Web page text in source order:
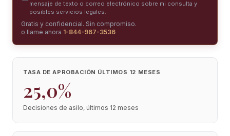
mensaje de texto o correo electrónico sobre mi consulta y
posibles servicios legales.
Gratis y confidencial. Sin compromiso.
o llame ahora 1-844-967-3536
TASA DE APROBACIÓN ÚLTIMOS 12 MESES
25,0%
Decisiones de asilo, últimos 12 meses